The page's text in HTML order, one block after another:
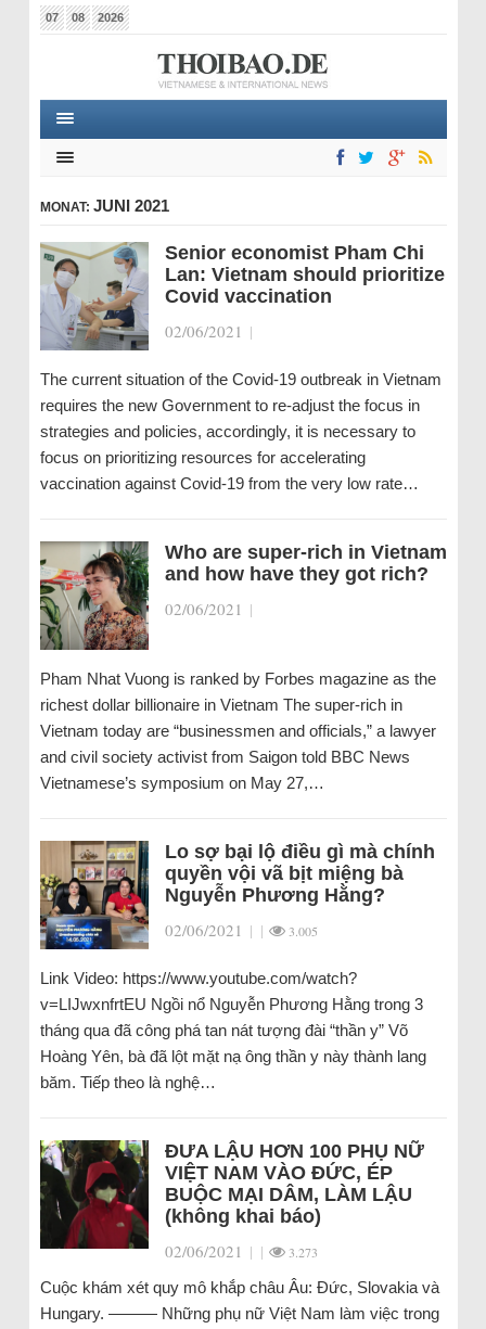
07 08 2026
MONAT: JUNI 2021
Senior economist Pham Chi
Lan: Vietnam should prioritize
Covid vaccination
02/06/2021 |
The current situation of the Covid-19 outbreak in Vietnam
requires the new Government to re-adjust the focus in
strategies and policies, accordingly, it is necessary to
focus on prioritizing resources for accelerating
vaccination against Covid-19 from the very low rate…
Who are super-rich in Vietnam
and how have they got rich?
02/06/2021 |
Pham Nhat Vuong is ranked by Forbes magazine as the
richest dollar billionaire in Vietnam The super-rich in
Vietnam today are “businessmen and officials,” a lawyer
and civil society activist from Saigon told BBC News
Vietnamese’s symposium on May 27,…
Lo sợ bại lộ điều gì mà chính
quyền vội vã bịt miệng bà
Nguyễn Phương Hằng?
02/06/2021 | | 3.005
Link Video: https://www.youtube.com/watch?
v=LIJwxnfrtEU Ngồi nổ Nguyễn Phương Hằng trong 3
tháng qua đã công phá tan nát tượng đài “thần y” Võ
Hoàng Yên, bà đã lột mặt nạ ông thần y này thành lang
băm. Tiếp theo là nghệ…
ĐƯA LẬU HƠN 100 PHỤ NỮ
VIỆT NAM VÀO ĐỨC, ÉP
BUỘC MẠI DÂM, LÀM LẬU
(không khai báo)
02/06/2021 | | 3.273
Cuộc khám xét quy mô khắp châu Âu: Đức, Slovakia và
Hungary. ——— Những phụ nữ Việt Nam làm việc trong